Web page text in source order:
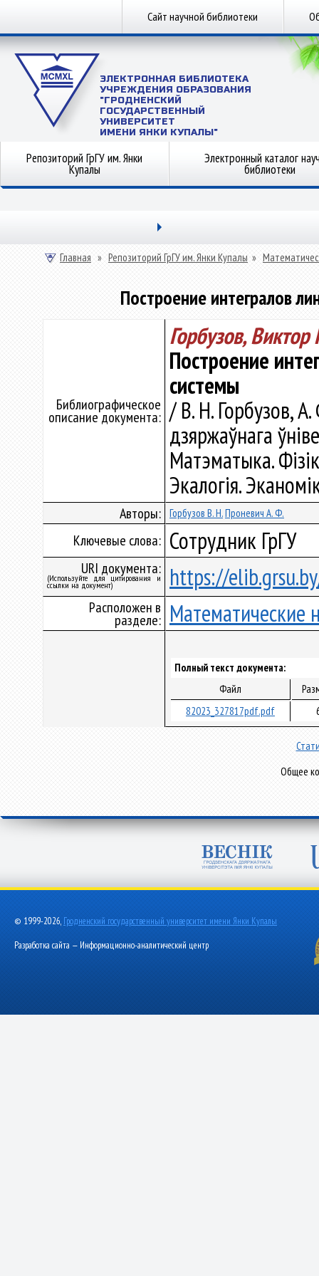
Сайт научной библиотеки
ЭЛЕКТРОННАЯ БИБЛИОТЕКА
УЧРЕЖДЕНИЯ ОБРАЗОВАНИЯ
"ГРОДНЕНСКИЙ
ГОСУДАРСТВЕННЫЙ
УНИВЕРСИТЕТ
ИМЕНИ ЯНКИ КУПАЛЫ"
Репозиторий ГрГУ им. Янки
Купалы
Электронный каталог
библиотеки
Главная » Репозиторий ГрГУ им. Янки Купалы »
Построение интегралов
Библиографическое
описание документа:
Горбузов,
Построение
системы
/ В. Н. Горбузов,
дзяржаўнага
Матэматыка.
Экалогія.
Авторы: Горбузов В. Н.Проневич А. Ф.
Ключевые слова: Сотрудник ГрГУ
URI документа:
(Используйте для цитирования и
ссылки на документ) https://
Расположен в
разделе: Математические
Полный текст документа:
Файл
82023_327817pdf.pdf
Общее
© 1999-2026, Гродненский государственный университет имени Янки Купалы
Разработка сайта — Информационно-аналитический центр